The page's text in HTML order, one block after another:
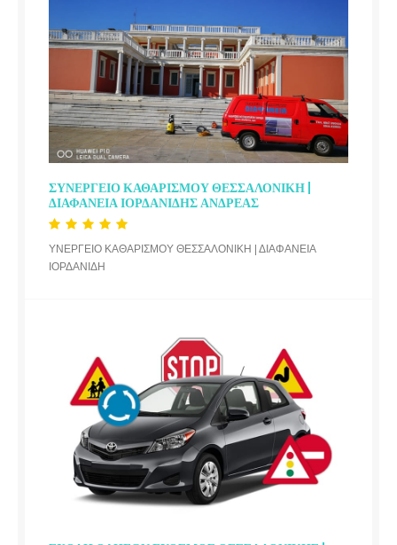
ΣΥΝΕΡΓΕΙΟ ΚΑΘΑΡΙΣΜΟΥ ΘΕΣΣΑΛΟΝΙΚΗ |
ΔΙΑΦΑΝΕΙΑ ΙΟΡΔΑΝΙΔΗΣ ΑΝΔΡΕΑΣ
ΥΝΕΡΓΕΙΟ ΚΑΘΑΡΙΣΜΟΥ ΘΕΣΣΑΛΟΝΙΚΗ | ΔΙΑΦΑΝΕΙΑ
ΙΟΡΔΑΝΙΔΗ